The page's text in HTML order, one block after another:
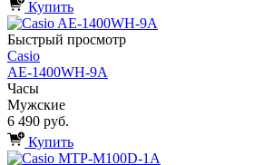
Купить
Быстрый просмотр
Casio
AE-1400WH-9A
Часы
Мужские
6 490 руб.
Купить